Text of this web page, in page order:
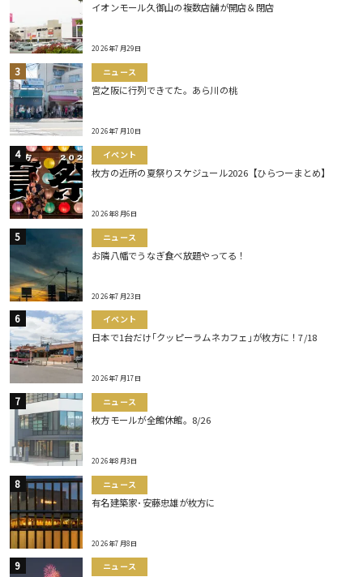
イオンモール久御山の複数店舗が開店＆閉店
2026年7月29日
ニュース
宮之阪に行列できてた。あら川の桃
2026年7月10日
イベント
枚方の近所の夏祭りスケジュール2026【ひらつーまとめ】
2026年8月6日
ニュース
お隣八幡でうなぎ食べ放題やってる！
2026年7月23日
イベント
日本で1台だけ｢クッピーラムネカフェ｣が枚方に！7/18
2026年7月17日
ニュース
枚方モールが全館休館。8/26
2026年8月3日
ニュース
有名建築家･安藤忠雄が枚方に
2026年7月8日
ニュース